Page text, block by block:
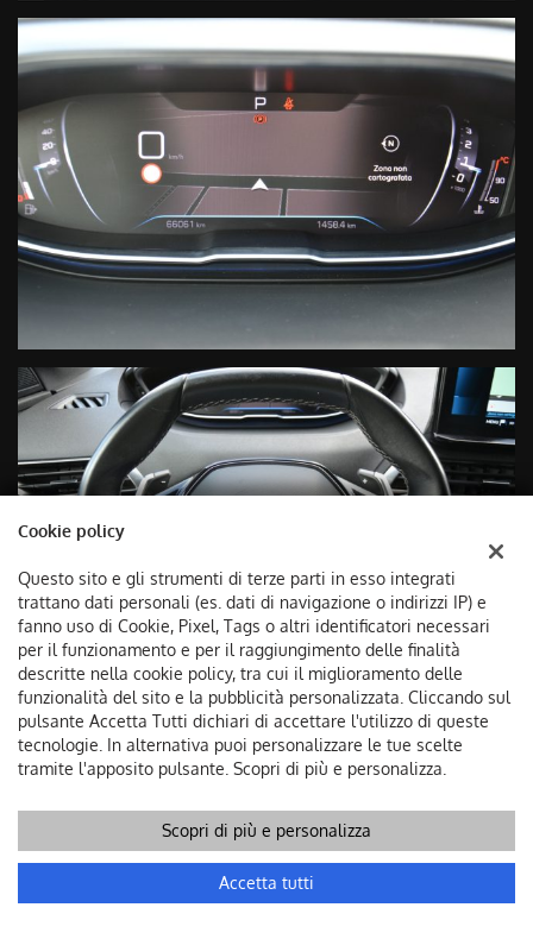
Contatta un consulente
Cookie policy
Questo sito e gli strumenti di terze parti in esso integrati
trattano dati personali (es. dati di navigazione o indirizzi IP) e
fanno uso di Cookie, Pixel, Tags o altri identificatori necessari
per il funzionamento e per il raggiungimento delle finalità
descritte nella cookie policy, tra cui il miglioramento delle
funzionalità del sito e la pubblicità personalizzata. Cliccando sul
pulsante Accetta Tutti dichiari di accettare l'utilizzo di queste
tecnologie. In alternativa puoi personalizzare le tue scelte
tramite l'apposito pulsante. Scopri di più e personalizza.
Scopri di più e personalizza
Accetta tutti